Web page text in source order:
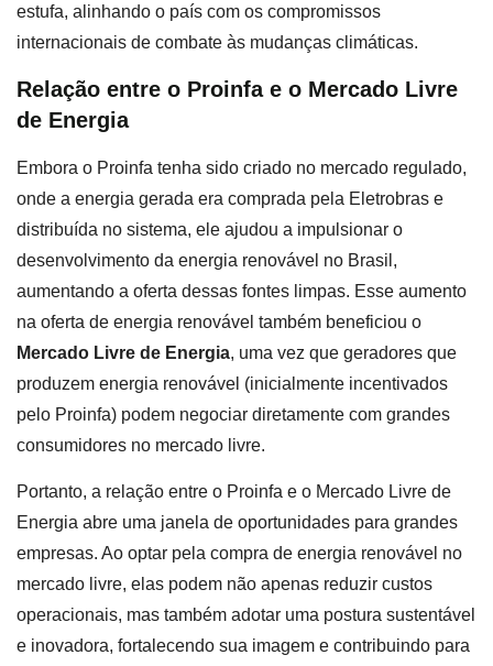
estufa, alinhando o país com os compromissos
internacionais de combate às mudanças climáticas.
Relação entre o Proinfa e o Mercado Livre
de Energia
Embora o Proinfa tenha sido criado no mercado regulado,
onde a energia gerada era comprada pela Eletrobras e
distribuída no sistema, ele ajudou a impulsionar o
desenvolvimento da energia renovável no Brasil,
aumentando a oferta dessas fontes limpas. Esse aumento
na oferta de energia renovável também beneficiou o
Mercado Livre de Energia, uma vez que geradores que
produzem energia renovável (inicialmente incentivados
pelo Proinfa) podem negociar diretamente com grandes
consumidores no mercado livre.
Portanto, a relação entre o Proinfa e o Mercado Livre de
Energia abre uma janela de oportunidades para grandes
empresas. Ao optar pela compra de energia renovável no
mercado livre, elas podem não apenas reduzir custos
operacionais, mas também adotar uma postura sustentável
e inovadora, fortalecendo sua imagem e contribuindo para